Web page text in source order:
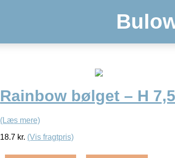
Rainbow bølget – H
(Læs mere)
18.7 kr. (Vis fragtpris)